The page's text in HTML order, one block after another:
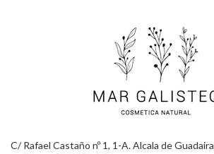
C/ Rafael Castaño nº 1, 1-A. Alcala de